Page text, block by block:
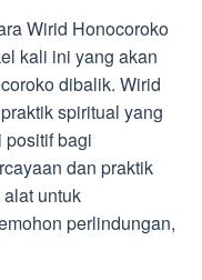
Wirid Honocoroko
kali ini yang akan
dibalik. Wirid
spiritual yang
bagi
dan praktik
untuk
perlindungan,